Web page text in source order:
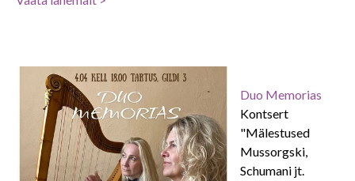
Duo Memorias
Kontsert
"Mälestused
Mussorgski,
Schumani jt.